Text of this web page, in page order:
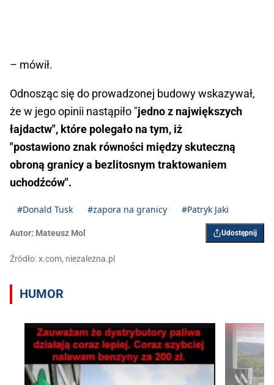
– mówił.
Odnosząc się do prowadzonej budowy wskazywał,
że w jego opinii nastąpiło "jedno z największych
łajdactw", które polegało na tym, iż
"postawiono znak równości między skuteczną
obroną granicy a bezlitosnym traktowaniem
uchodźców".
#Donald Tusk #zapora na granicy #Patryk Jaki
Autor: Mateusz Mol Udostępnij
Źródło: x.com, niezalezna.pl
HUMOR